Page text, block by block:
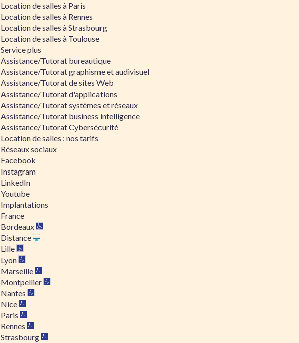
Location de salles à Paris
Location de salles à Rennes
Location de salles à Strasbourg
Location de salles à Toulouse
Service plus
Assistance/Tutorat bureautique
Assistance/Tutorat graphisme et audivisuel
Assistance/Tutorat de sites Web
Assistance/Tutorat d'applications
Assistance/Tutorat systèmes et réseaux
Assistance/Tutorat business intelligence
Assistance/Tutorat Cybersécurité
Location de salles : nos tarifs
Réseaux sociaux
Facebook
Instagram
LinkedIn
Youtube
Implantations
France
Bordeaux
Distance
Lille
Lyon
Marseille
Montpellier
Nantes
Nice
Paris
Rennes
Strasbourg